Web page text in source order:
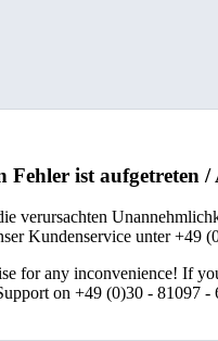
Fehler ist aufgetreten
verursachten
Kundenservice unter +49
for any inconvenience! If
on +49 (0)30 - 81097 -